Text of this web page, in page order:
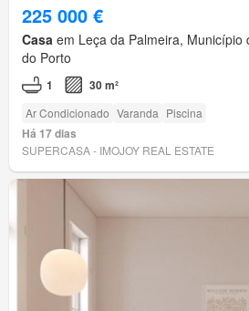
225 000 €
Casa em Leça da Palmeira, Município
do Porto
1 30 m²
Ar Condicionado Varanda Piscina
Há 17 dias
SUPERCASA - IMOJOY REAL ESTATE